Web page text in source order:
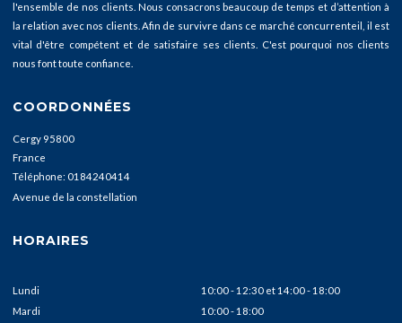
l'ensemble de nos clients. Nous consacrons beaucoup de temps et d’attention à
la relation avec nos clients. Afin de survivre dans ce marché concurrenteil, il est
vital d'être compétent et de satisfaire ses clients. C'est pourquoi nos clients
nous font toute confiance.
COORDONNÉES
Cergy 95800
France
Téléphone: 0184240414
Avenue de la constellation
HORAIRES
Lundi 10:00 - 12:30 et14:00 - 18:00
Mardi
10:00 - 18:00